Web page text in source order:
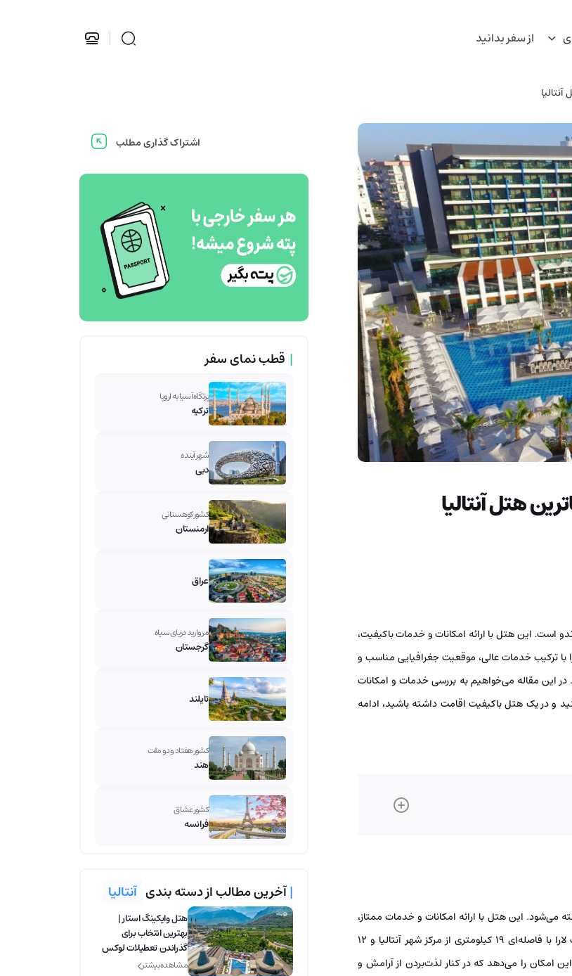
از سفر بدانید
هتل آنتالیا
است. این هتل با ارائه امکانات و خدمات باکیفیت،
با ترکیب خدمات عالی، موقعیت جغرافیایی مناسب و
این مقاله می‌خواهیم به بررسی خدمات و امکانات
و در یک هتل باکیفیت اقامت داشته باشید، ادامه
می‌شود. این هتل با ارائه امکانات و خدمات ممتاز،
اقامتی فراموش‌نشدنی را برای مهمانان خود فراهم می‌آورد. هتل ویندآف لارا با فاصله‌ای ۱۹ کیلومتری از مرکز شهر آنتالیا و ۱۲
امکان را می‌دهد که در کنار لذت‌بردن از آرامش و
اشتراک گذاری مطلب
| قطب نمای سفر
پرتگاه آسیا به اروپا
ترکیه
شهر آینده
دبی
کشور کوهستانی
ارمنستان
عراق
مروارید دریای سیاه
گرجستان
تایلند
کشور هفتاد و دو ملت
هند
کشور عشاق
فرانسه
|آخرین مطالب از دسته بندی آنتالیا
هتل وایکینگ استار |
بهترین انتخاب برای
گذراندن تعطیلات لوکس
مشاهده بیشتر